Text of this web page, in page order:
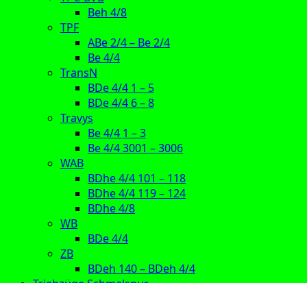
Beh 4/8
TPF
ABe 2/4 – Be 2/4
Be 4/4
TransN
BDe 4/4 1 – 5
BDe 4/4 6 – 8
Travys
Be 4/4 1 – 3
Be 4/4 3001 – 3006
WAB
BDhe 4/4 101 – 118
BDhe 4/4 119 – 124
BDhe 4/8
WB
BDe 4/4
ZB
BDeh 140 – BDeh 4/4